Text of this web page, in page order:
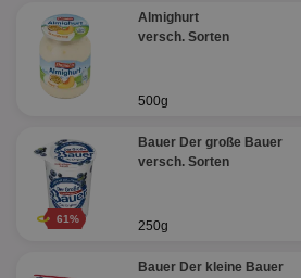
Almighurt
versch. Sorten
500g
61%
Bauer Der große Bauer
versch. Sorten
250g
Bauer Der kleine Bauer